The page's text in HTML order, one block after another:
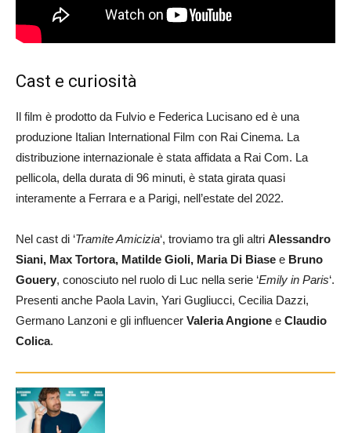
Cast e curiosità
Il film è prodotto da Fulvio e Federica Lucisano ed è una
produzione Italian International Film con Rai Cinema. La
distribuzione internazionale è stata affidata a Rai Com. La
pellicola, della durata di 96 minuti, è stata girata quasi
interamente a Ferrara e a Parigi, nell’estate del 2022.
Nel cast di ‘Tramite Amicizia‘, troviamo tra gli altri Alessandro
Siani, Max Tortora, Matilde Gioli, Maria Di Biase e Bruno
Gouery, conosciuto nel ruolo di Luc nella serie ‘Emily in Paris‘.
Presenti anche Paola Lavin, Yari Gugliucci, Cecilia Dazzi,
Germano Lanzoni e gli influencer Valeria Angione e Claudio
Colica.